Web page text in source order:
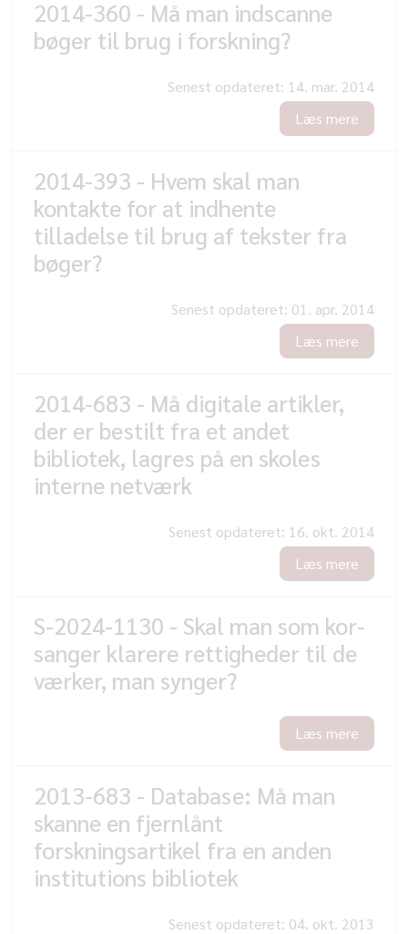
2014-360 - Må man indscanne
bøger til brug i forskning?
Senest opdateret: 14. mar. 2014
Læs mere
2014-393 - Hvem skal man
kontakte for at indhente
tilladelse til brug af tekster fra
bøger?
Senest opdateret: 01. apr. 2014
Læs mere
2014-683 - Må digitale artikler,
der er bestilt fra et andet
bibliotek, lagres på en skoles
interne netværk
Senest opdateret: 16. okt. 2014
Læs mere
S-2024-1130 - Skal man som kor-
sanger klarere rettigheder til de
værker, man synger?
Læs mere
2013-683 - Database: Må man
skanne en fjernlånt
forskningsartikel fra en anden
institutions bibliotek
Senest opdateret: 04. okt. 2013